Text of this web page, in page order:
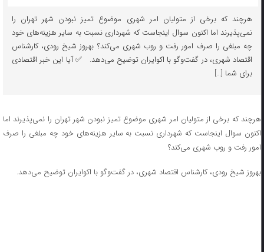
هرچند که برخی از متولیان امر شهری موضوع تمیز نبودن شهر تهران را
نمی‌پذیرند اما اکنون سوال اینجاست که شهرداری نسبت به سایر هزینه‌های خود
چه مبلغی را صرف امور رفت و روب شهری می‌کند؟ بهروز شیخ رودی، کارشناس
اقتصاد شهری، در گفت‌وگو با اکوایران توضیح می‌دهد. ✅ آیا این خبر اقتصادی
برای شما […]
هرچند که برخی از متولیان امر شهری موضوع تمیز نبودن شهر تهران را نمی‌پذیرند اما
اکنون سوال اینجاست که شهرداری نسبت به سایر هزینه‌های خود چه مبلغی را صرف
امور رفت و روب شهری می‌کند؟
بهروز شیخ رودی، کارشناس اقتصاد شهری، در گفت‌وگو با اکوایران توضیح می‌دهد.